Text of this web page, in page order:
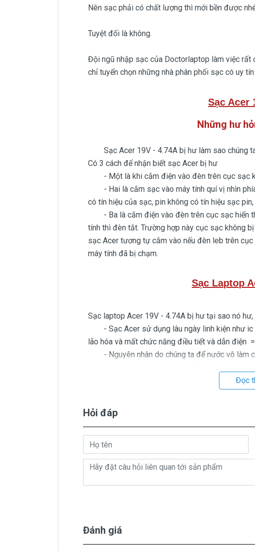
Nên sạc phải có chất lượng thì mới bền được
Tuyệt đối là không.
Đội ngũ nhập sạc của Doctorlaptop làm việc
chỉ tuyển chọn những nhà phân phối sạc có uy
Sạc Acer
Những hư
Sạc Acer 19V - 4.74A bị hư làm sao chúng
Có 3 cách để nhận biết sạc Acer bị hư
- Một là khi cắm điện vào đèn trên cục sạc
- Hai là cắm sạc vào máy tính quí vị nhìn
có tín hiệu của sạc, pin không có tín hiệu sạc
- Ba là cắm điện vào đèn trên cục sạc hiển
tính thì đèn tắt. Trường hợp này cục sạc không
sạc Acer tương tự cắm vào nếu đèn leb trên
máy tính đã bị chạm.
Sạc Laptop
Sạc laptop Acer 19V - 4.74A bị hư tại sao nó hư,
- Sạc Acer sử dụng lâu ngày linh kiện như ic
lão hóa và mất chức năng điều tiết và dẫn điện
- Nguyên nhân do chúng ta để nước vô làm
cục sạc mới nhé, để vậy sử dụng có ngày ôm
Tốt nhất mua cục sạc mới cho chắc cú.
Giá Sạc Acer chính
Trên thị trường thì có nhiều loại sạc cho máy
( sạc Oem sạc thay thế của hãng thứ
Đọc
Hỏi đáp
Đánh giá